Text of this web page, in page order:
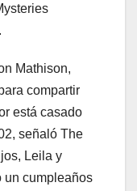
Mathison,
compartir
está casado
señaló The
Leila y
un cumpleaños